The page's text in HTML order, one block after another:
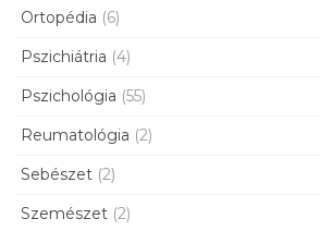
Ortopédia (6)
Pszichiátria (4)
Pszichológia (55)
Reumatológia (2)
Sebészet (2)
Szemészet (2)